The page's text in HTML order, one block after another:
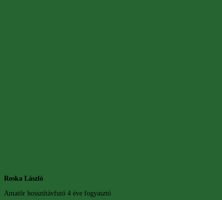
Roska László
Amatőr hosszútávfutó 4 éve fogyasztó